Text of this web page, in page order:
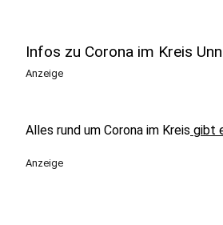
Infos zu Corona im Kreis
Anzeige
Alles rund um Corona im Kreis gibt
Anzeige